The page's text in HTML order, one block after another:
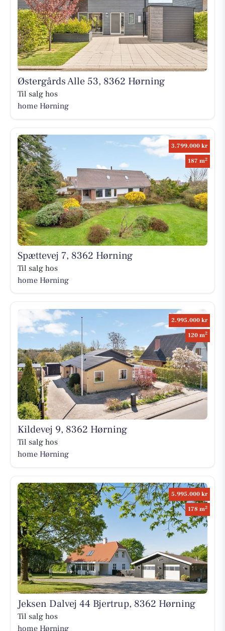
Østergårds Alle 53, 8362 Hørning
Til salg hos
home Hørning
3.799.000 kr
187 m2
Spættevej 7, 8362 Hørning
Til salg hos
home Hørning
2.995.000 kr
120 m2
Kildevej 9, 8362 Hørning
Til salg hos
home Hørning
5.995.000 kr
178 m2
Jeksen Dalvej 44 Bjertrup, 8362 Hørning
Til salg hos
home Hørning